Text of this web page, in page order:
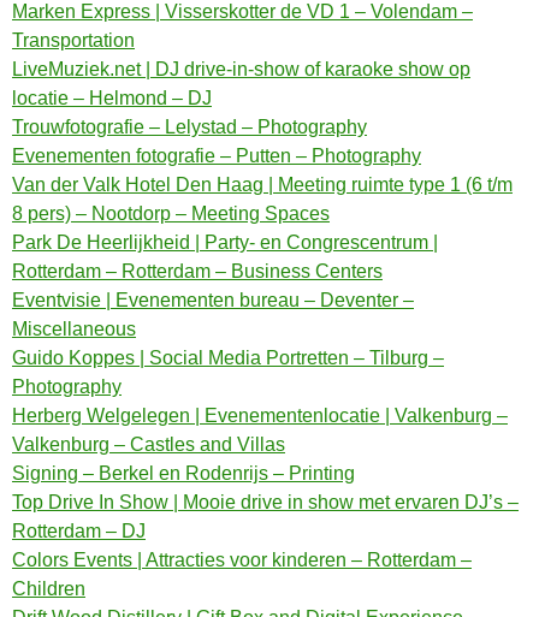
Marken Express | Visserskotter de VD 1 – Volendam –
Transportation
LiveMuziek.net | DJ drive-in-show of karaoke show op
locatie – Helmond – DJ
Trouwfotografie – Lelystad – Photography
Evenementen fotografie – Putten – Photography
Van der Valk Hotel Den Haag | Meeting ruimte type 1 (6 t/m
8 pers) – Nootdorp – Meeting Spaces
Park De Heerlijkheid | Party- en Congrescentrum |
Rotterdam – Rotterdam – Business Centers
Eventvisie | Evenementen bureau – Deventer –
Miscellaneous
Guido Koppes | Social Media Portretten – Tilburg –
Photography
Herberg Welgelegen | Evenementenlocatie | Valkenburg –
Valkenburg – Castles and Villas
Signing – Berkel en Rodenrijs – Printing
Top Drive In Show | Mooie drive in show met ervaren DJ’s –
Rotterdam – DJ
Colors Events | Attracties voor kinderen – Rotterdam –
Children